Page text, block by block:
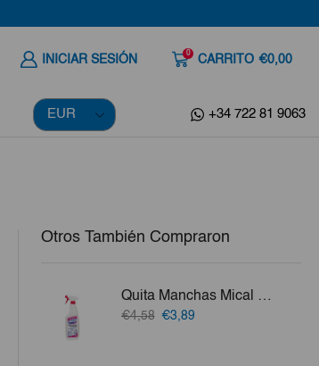
INICIAR SESIÓN 0 CARRITO €0,00
+34 722 81 9063
Otros También Compraron
Quita Manchas Mical 750ml
€4,58 El
€3,89El